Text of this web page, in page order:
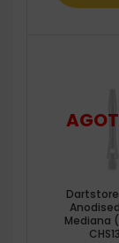
Mediana